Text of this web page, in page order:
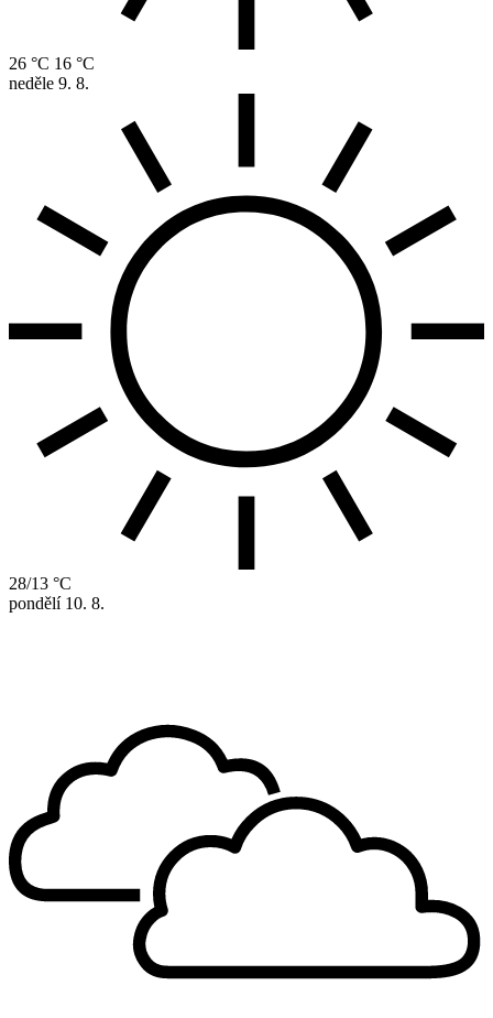
26 °C 16 °C
neděle 9. 8.
28/13 °C
pondělí 10. 8.